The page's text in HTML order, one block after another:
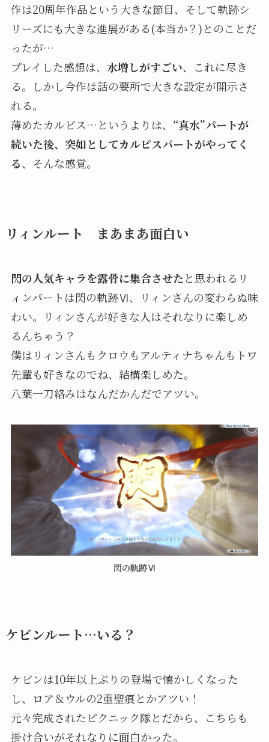
作は20周年作品という大きな節目、そして軌跡シ
リーズにも大きな進展がある(本当か？)とのことだ
ったが…
プレイした感想は、 水増しがすごい、これに尽き
る。しかし今作は話の要所で大きな設定が開示さ
れる。
薄めたカルピス…というよりは、 “真水”パートが
続いた後、突如としてカルピスパートがやってく
る、そんな感覚。
リィンルート まあまあ面白い
閃の人気キャラを露骨に集合させた と思われるリ
ィンパートは閃の軌跡Ⅵ、リィンさんの変わらぬ味
わい。リィンさんが好きな人はそれなりに楽しめ
るんちゃう？
僕はリィンさんもクロウもアルティナちゃんもトワ
先輩も好きなのでね、結構楽しめた。
八葉一刀絡みはなんだかんだでアツい。
閃の軌跡Ⅵ
ケビンルート…いる？
ケビンは10年以上ぶりの登場で懐かしくなった
し、ロア＆ウルの2重聖痕とかアツい！
元々完成されたピクニック隊とだから、こちらも
掛け合いがそれなりに面白かった。